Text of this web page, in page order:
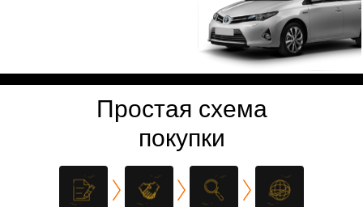
Простая схема
покупки